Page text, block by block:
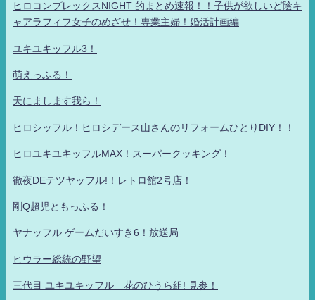
ヒロコンプレックスNIGHT 的まとめ速報！！子供が欲しいど陰キ
ャアラフィフ女子のめざせ！専業主婦！婚活計画編
ユキユキッフル3！
萌えっふる！
天にまします我ら！
ヒロシッフル！ヒロシデース山さんのリフォームひとりDIY！！
ヒロユキユキッフルMAX！スーパークッキング！
徹夜DEテツヤッフル!！レトロ館2号店！
剛Q超児ともっふる！
ヤナッフル ゲームだいすき6！放送局
ヒウラー総統の野望
三代目 ユキユキッフル 花のひうら組! 見参！